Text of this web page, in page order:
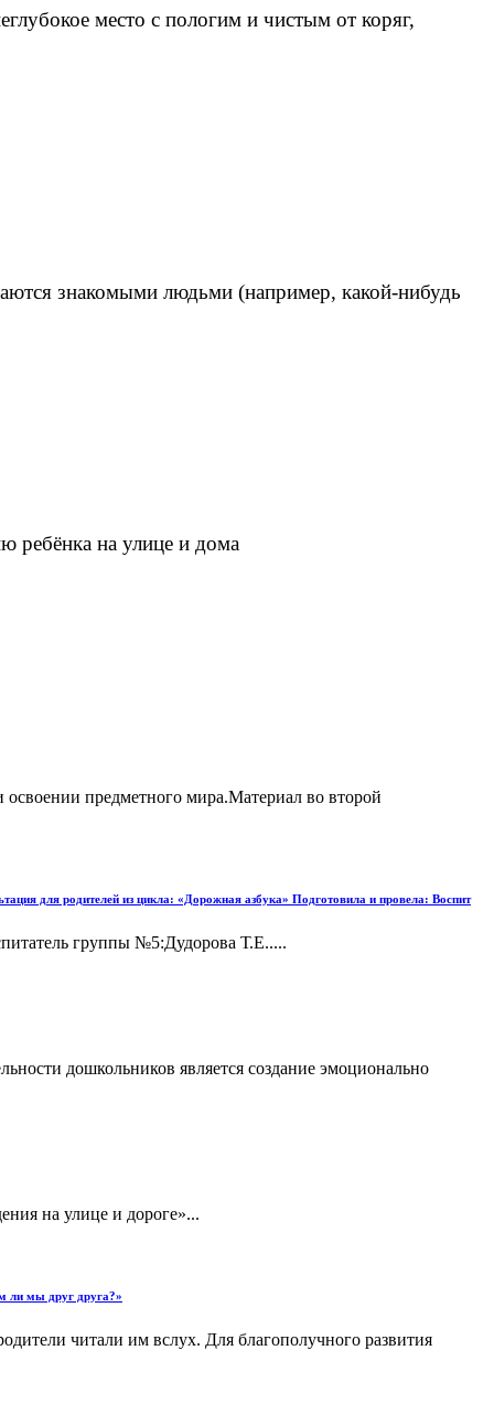
место с пологим и чистым от коряг,
знакомыми людьми (например, какой-нибудь
ребёнка на улице и дома
освоении предметного мира.Материал во второй
для родителей из цикла: «Дорожная азбука» Подготовила и провела: Воспит
группы №5:Дудорова Т.Е.....
дошкольников является создание эмоционально
на улице и дороге»...
ли мы друг друга?»
читали им вслух. Для благополучного развития